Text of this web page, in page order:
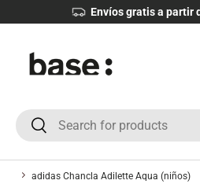
BuscarBuscar
adidas Chancla Adilette Aqua (niños)